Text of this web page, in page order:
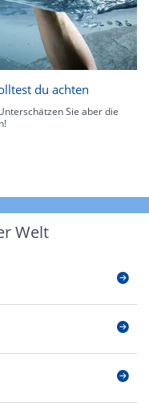
du achten
Sie aber die
Welt